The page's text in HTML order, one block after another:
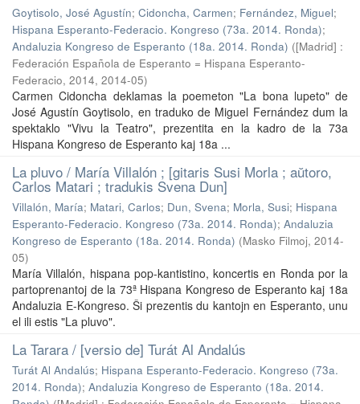
Goytisolo, José Agustín; Cidoncha, Carmen; Fernández, Miguel;
Hispana Esperanto-Federacio. Kongreso (73a. 2014. Ronda);
Andaluzia Kongreso de Esperanto (18a. 2014. Ronda) ([Madrid] :
Federación Española de Esperanto = Hispana Esperanto-
Federacio, 2014, 2014-05)
Carmen Cidoncha deklamas la poemeton "La bona lupeto" de
José Agustín Goytisolo, en traduko de Miguel Fernández dum la
spektaklo "Vivu la Teatro", prezentita en la kadro de la 73a
Hispana Kongreso de Esperanto kaj 18a ...
La pluvo / María Villalón ; [gitaris Susi Morla ; aŭtoro,
Carlos Matari ; tradukis Svena Dun]
Villalón, María; Matari, Carlos; Dun, Svena; Morla, Susi; Hispana
Esperanto-Federacio. Kongreso (73a. 2014. Ronda); Andaluzia
Kongreso de Esperanto (18a. 2014. Ronda) (Masko Filmoj, 2014-
05)
María Villalón, hispana pop-kantistino, koncertis en Ronda por la
partoprenantoj de la 73ª Hispana Kongreso de Esperanto kaj 18a
Andaluzia E-Kongreso. Ŝi prezentis du kantojn en Esperanto, unu
el ili estis "La pluvo".
La Tarara / [versio de] Turát Al Andalús
Turát Al Andalús; Hispana Esperanto-Federacio. Kongreso (73a.
2014. Ronda); Andaluzia Kongreso de Esperanto (18a. 2014.